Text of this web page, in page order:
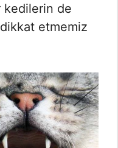
kedilerin de
dikkat etmemiz